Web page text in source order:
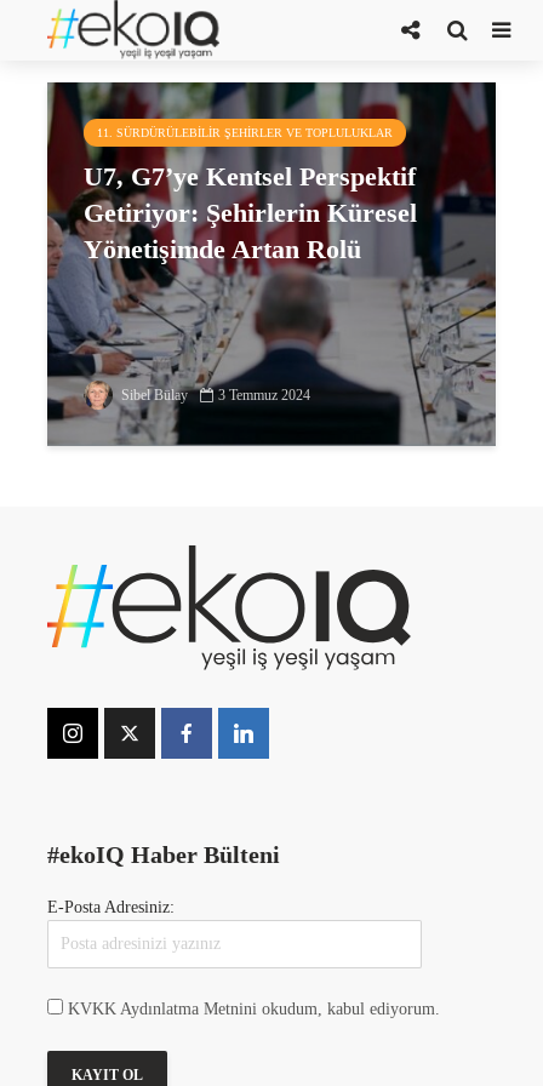
Kentsel Perspektif
11. SÜRDÜRÜLEBILIR ŞEHIRLER VE TOPLULUKLAR
U7, G7’ye Kentsel Perspektif
Getiriyor: Şehirlerin Küresel
Yönetişimde Artan Rolü
Sibel Bülay 3 Temmuz 2024
#ekoIQ Haber Bülteni
E-Posta Adresiniz:
KVKK Aydınlatma Metnini okudum, kabul ediyorum.